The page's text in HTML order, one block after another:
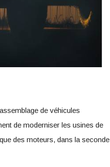
de véhicules
de moderniser les usines de
des moteurs, dans la seconde